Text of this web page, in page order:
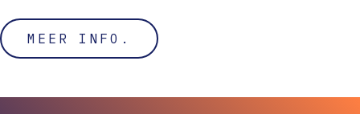
MEER INFO.